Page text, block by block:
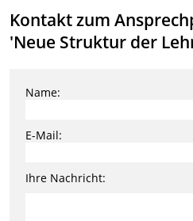
Kontakt zum
'Neue Struktur der
Name:
E-Mail:
Ihre Nachricht: